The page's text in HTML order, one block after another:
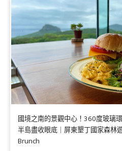
國境之南的景觀中心！360度玻璃
半島盡收眼底｜屏東墾丁國家森林
Brunch